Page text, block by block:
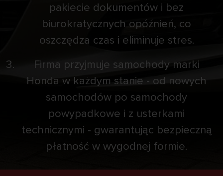
pakiecie dokumentów i bez
biurokratycznych opóźnień, co
oszczędza czas i eliminuje stres.
Firma przyjmuje samochody marki
Honda w każdym stanie - od nowych
samochodów po samochody
powypadkowe i z usterkami
technicznymi - gwarantując bezpieczną
płatność w wygodnej formie.